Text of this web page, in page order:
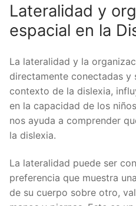
Lateralidad y
espacial en la
La lateralidad y la
directamente conectadas y
contexto de la dislexia,
en la capacidad de los
nos ayuda a comprender
la dislexia.
La lateralidad puede ser
preferencia que muestra
de su cuerpo sobre otro,